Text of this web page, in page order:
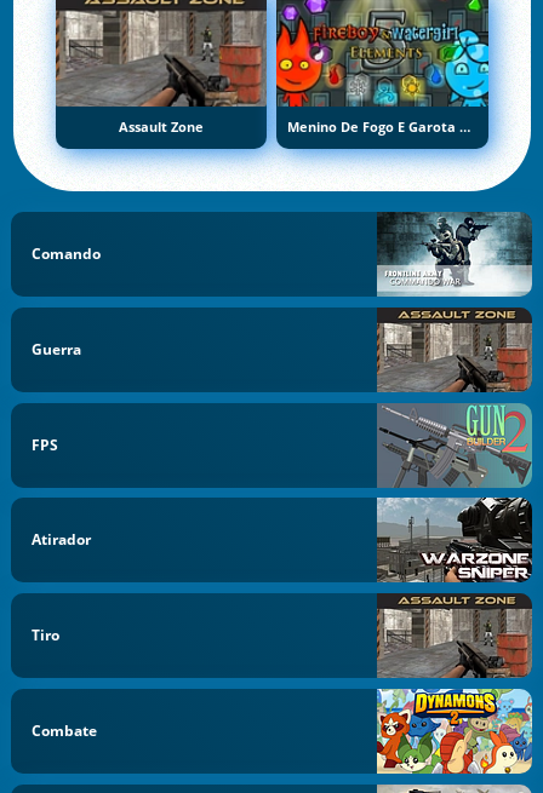
Assault Zone Menino De Fogo E Garota De Água 5: Elementos
Comando
Guerra
FPS
Atirador
Tiro
Combate